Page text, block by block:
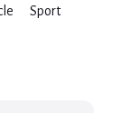
Sport